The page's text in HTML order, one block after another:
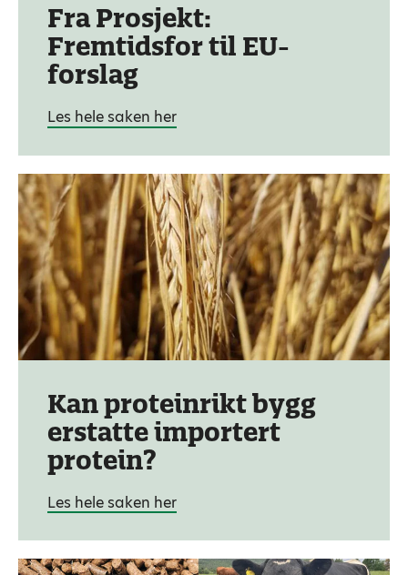
Fra Prosjekt:
Fremtidsfor til EU-
forslag
Les hele saken her
Kan proteinrikt bygg
erstatte importert
protein?
Les hele saken her